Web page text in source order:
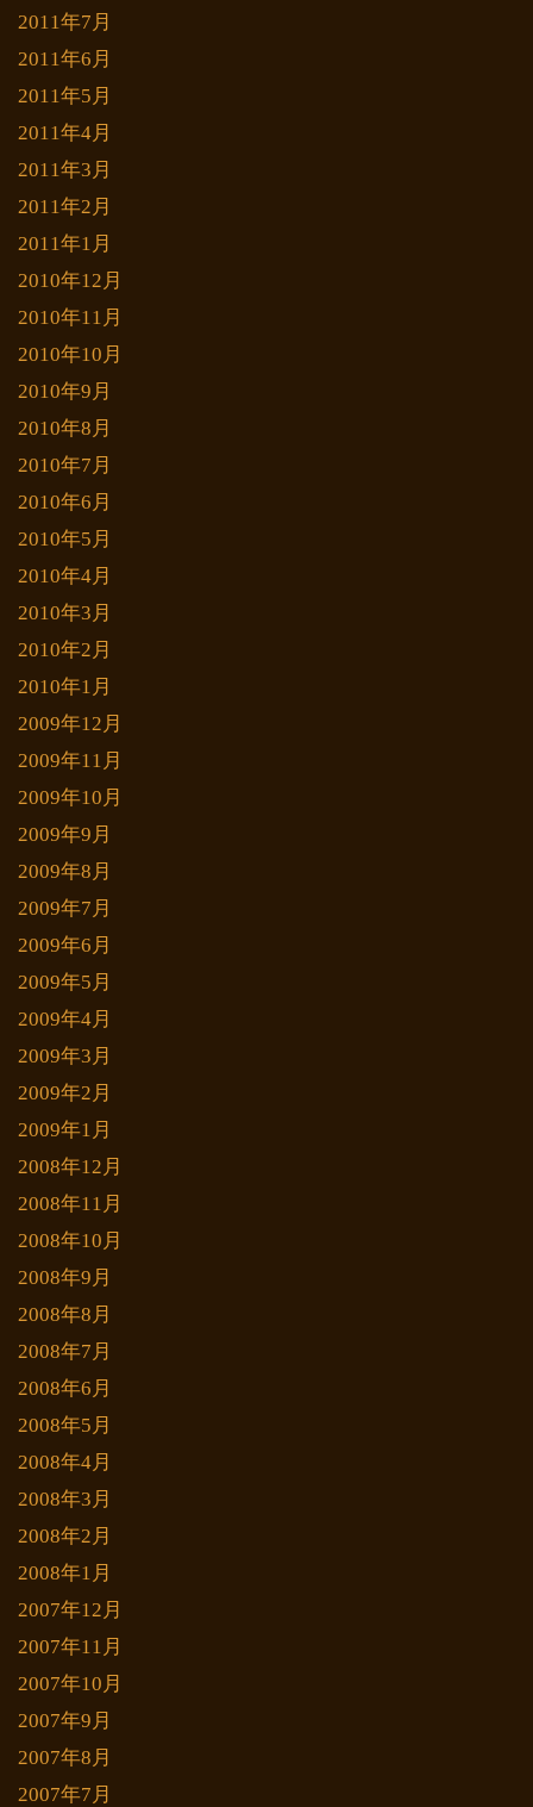
2011年7月
2011年6月
2011年5月
2011年4月
2011年3月
2011年2月
2011年1月
2010年12月
2010年11月
2010年10月
2010年9月
2010年8月
2010年7月
2010年6月
2010年5月
2010年4月
2010年3月
2010年2月
2010年1月
2009年12月
2009年11月
2009年10月
2009年9月
2009年8月
2009年7月
2009年6月
2009年5月
2009年4月
2009年3月
2009年2月
2009年1月
2008年12月
2008年11月
2008年10月
2008年9月
2008年8月
2008年7月
2008年6月
2008年5月
2008年4月
2008年3月
2008年2月
2008年1月
2007年12月
2007年11月
2007年10月
2007年9月
2007年8月
2007年7月